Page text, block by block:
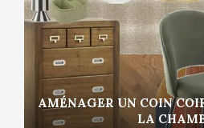
AMÉNAGER UN COIN
LA